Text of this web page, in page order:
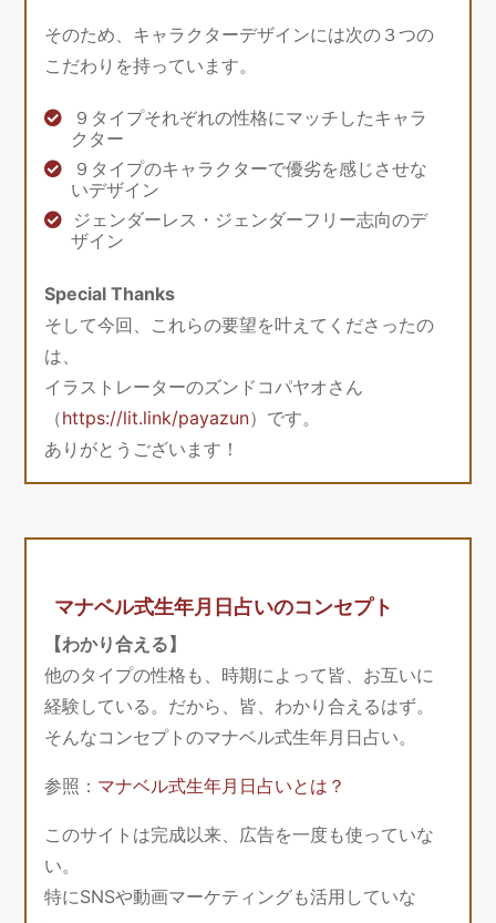
そのため、キャラクターデザインには次の３つの
こだわりを持っています。
９タイプそれぞれの性格にマッチしたキャラ
クター
９タイプのキャラクターで優劣を感じさせな
いデザイン
ジェンダーレス・ジェンダーフリー志向のデ
ザイン
Special Thanks
そして今回、これらの要望を叶えてくださったの
は、
イラストレーターのズンドコパヤオさん
（https://lit.link/payazun）です。
ありがとうございます！
マナベル式生年月日占いのコンセプト
【わかり合える】
他のタイプの性格も、時期によって皆、お互いに
経験している。だから、皆、わかり合えるはず。
そんなコンセプトのマナベル式生年月日占い。
参照： マナベル式生年月日占いとは？
このサイトは完成以来、広告を一度も使っていな
い。
特にSNSや動画マーケティングも活用していな